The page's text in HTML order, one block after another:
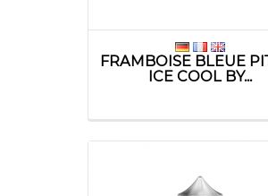
FRAMBOISE BLEUE
ICE COOL BY...